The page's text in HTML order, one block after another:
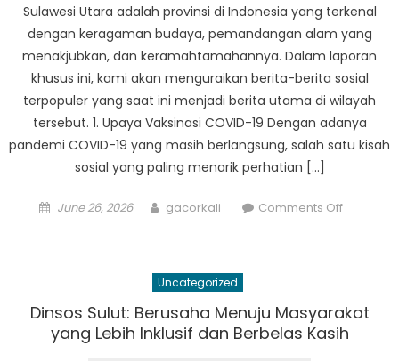
Rentan
Sulawesi Utara adalah provinsi di Indonesia yang terkenal
dengan keragaman budaya, pemandangan alam yang
menakjubkan, dan keramahtamahannya. Dalam laporan
khusus ini, kami akan menguraikan berita-berita sosial
terpopuler yang saat ini menjadi berita utama di wilayah
tersebut. 1. Upaya Vaksinasi COVID-19 Dengan adanya
pandemi COVID-19 yang masih berlangsung, salah satu kisah
sosial yang paling menarik perhatian […]
Posted
June 26, 2026 Author
gacorkali Comments Offon
di
Sulawesi
Uncategorized
Dinsos Sulut: Berusaha Menuju Masyarakat
yang Lebih Inklusif dan Berbelas Kasih